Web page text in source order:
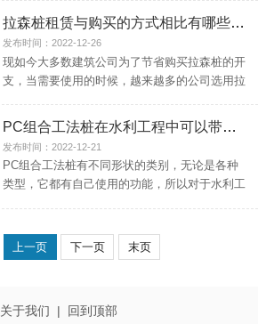
拉森桩租赁与购买的方式相比有哪些优势
发布时间：2022-12-26
现如今大多数建筑公司为了节省购买拉森桩的开
支，当需要使用的时候，越来越多的公司选用拉
PC组合工法桩在水利工程中可以带来那些意义
发布时间：2022-12-21
PC组合工法桩有不同形状的类别，无论是各种
类型，它都有自己使用的功能，所以对于水利工
上一页 下一页 末页
关于我们 | 回到顶部